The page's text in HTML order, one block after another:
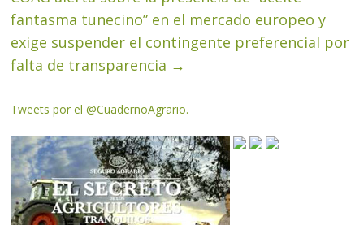
fantasma tunecino” en el mercado europeo y
exige suspender el contingente preferencial por
falta de transparencia →
Tweets por el @CuadernoAgrario.